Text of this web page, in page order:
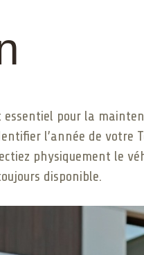
essentiel pour la
l’année de votre
physiquement le
disponible.